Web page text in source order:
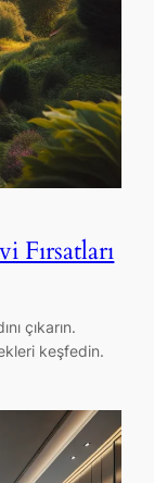
Fırsatları
çıkarın.
keşfedin.